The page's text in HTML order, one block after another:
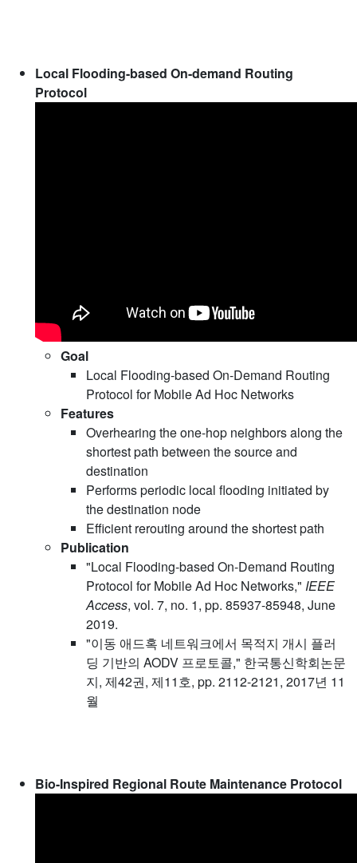
Local Flooding-based On-demand Routing
Protocol
Goal
Local Flooding-based On-Demand Routing
Protocol for Mobile Ad Hoc Networks
Features
Overhearing the one-hop neighbors along the
shortest path between the source and
destination
Performs periodic local flooding initiated by
the destination node
Efficient rerouting around the shortest path
Publication
"Local Flooding-based On-Demand Routing
Protocol for Mobile Ad Hoc Networks," IEEE
Access, vol. 7, no. 1, pp. 85937-85948, June
2019.
"이동 애드혹 네트워크에서 목적지 개시 플러
딩 기반의 AODV 프로토콜," 한국통신학회논문
지, 제42권, 제11호, pp. 2112-2121, 2017년 11
월
Bio-Inspired Regional Route Maintenance Protocol